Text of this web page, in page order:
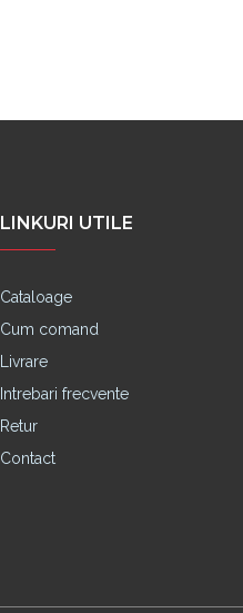
LINKURI UTILE
Cataloage
Cum comand
Livrare
Intrebari frecvente
Retur
Contact